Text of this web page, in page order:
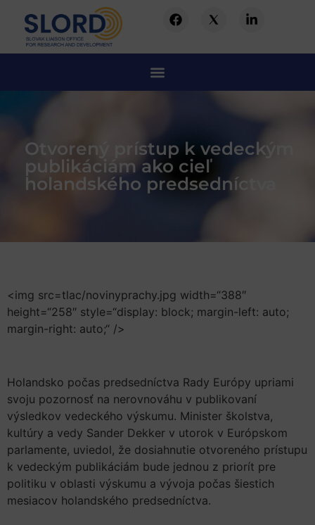
Otvorený prístup k vedeckým
publikáciám ako cieľ
holandského predsedníctva
<img src=tlac/novinyprachy.jpg width=“388″
height=“258″ style=“display: block; margin-left: auto;
margin-right: auto;“ />
Holandsko počas predsedníctva Rady Európy upriami
svoju pozornosť na nerovnováhu v publikovaní
výsledkov vedeckého výskumu. Minister školstva,
kultúry a vedy Sander Dekker v utorok v Európskom
parlamente, uviedol, že dosiahnutie otvoreného prístupu
k vedeckým publikáciám bude jednou z priorít pre
politiku v oblasti výskumu a vývoja počas šiestich
mesiacov holandského predsedníctva.